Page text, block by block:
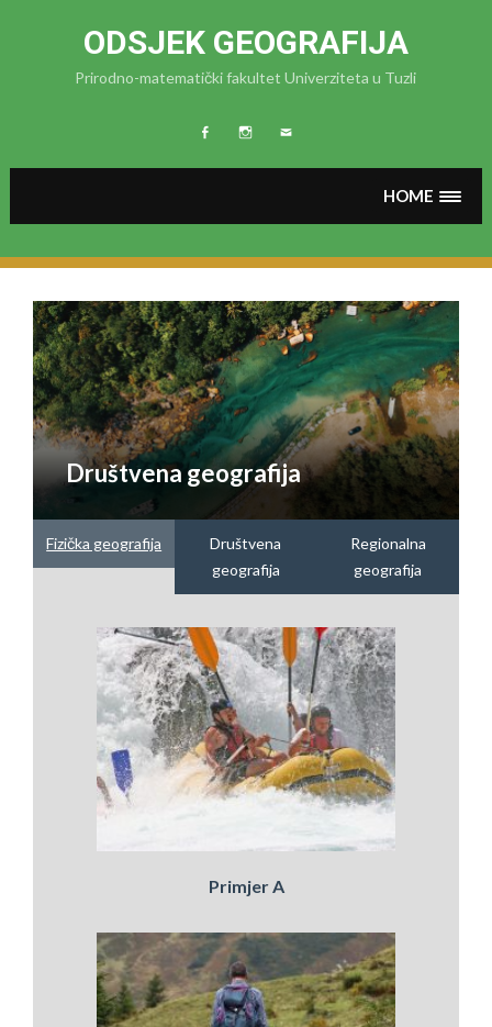
content
ODSJEK GEOGRAFIJA
Prirodno-matematički fakultet Univerziteta u Tuzli
HOME
Društvena geografija
Fizička geografija
Društvena
geografija
Regionalna
geografija
Primjer A